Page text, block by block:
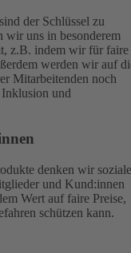
der Schlüssel zu
wir uns in besonderem
z.B. indem wir für faire
werden wir auf
Mitarbeitenden noch
und
denken wir soziale
und Kund:innen
Wert auf faire Preise,
schützen kann.